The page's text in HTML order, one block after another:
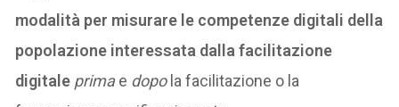
modalità per misurare le competenze digitali della
popolazione interessata dalla facilitazione
digitale primae dopola facilitazione o la